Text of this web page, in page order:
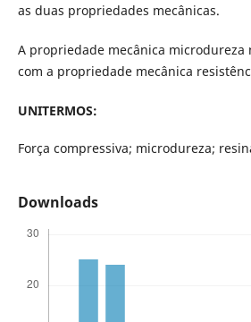
as duas propriedades mecânicas.
A propriedade mecânica microdureza
com a propriedade mecânica
UNITERMOS:
Força compressiva; microdureza;
Downloads